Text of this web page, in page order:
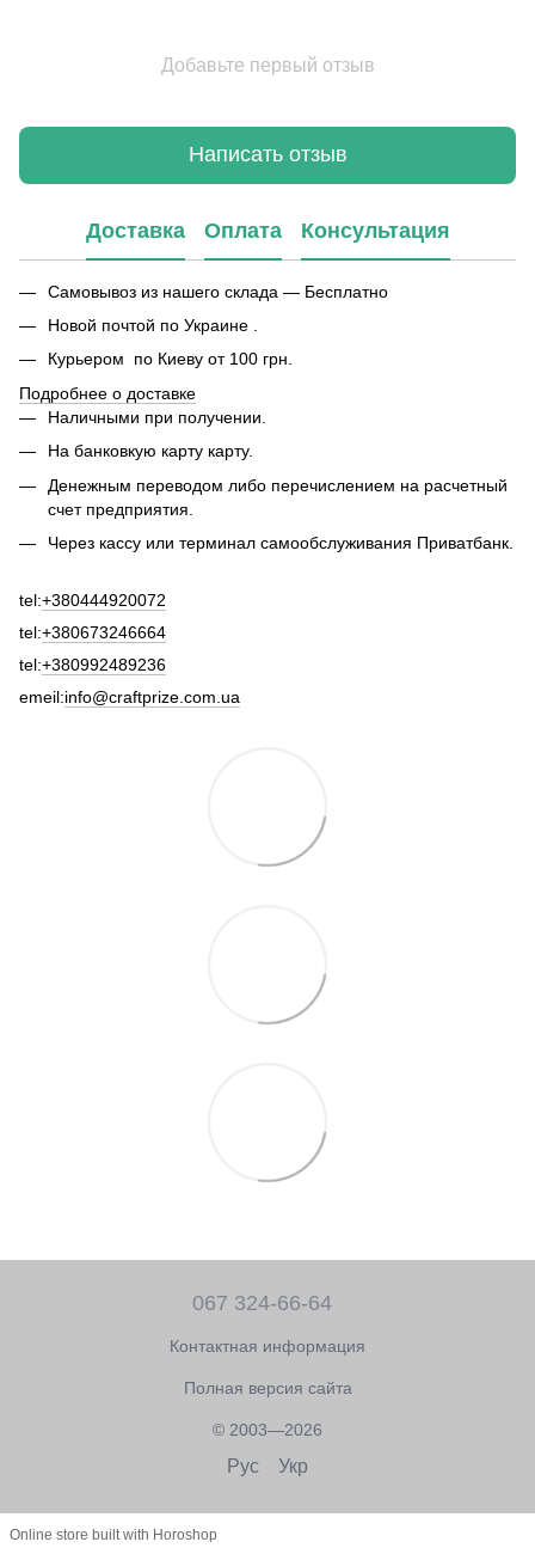
Добавьте первый отзыв
Написать отзыв
Доставка Оплата Консультация
Самовывоз из нашего склада — Бесплатно
Новой почтой по Украине .
Курьером по Киеву от 100 грн.
Подробнее о доставке
Наличными при получении.
На банковкую карту карту.
Денежным переводом либо перечислением на расчетный
счет предприятия.
Через кассу или терминал самообслуживания Приватбанк.
tel:+380444920072
tel:+380673246664
tel:+380992489236
emeil:info@craftprize.com.ua
067 324-66-64
Контактная информация
Полная версия сайта
© 2003—2026
Рус Укр
Online store built with Horoshop